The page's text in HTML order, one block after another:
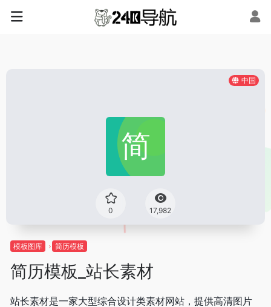
中国
0 17,982
模板图库 简历模板
简历模板_站长素材
站长素材是一家大型综合设计类素材网站，提供高清图片